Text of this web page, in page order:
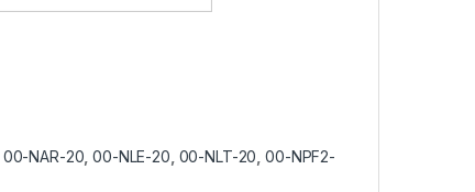
00-NAR-20 ,00-NLE-20 00-NLT-20 ,00-NPF2-